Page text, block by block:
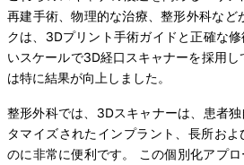
再建手術、物理的な治療、整形外科など
クは、3Dプリント手術ガイドと正確な
いスケールで3D経口スキャナーを採用
は特に結果が向上しました。
整形外科では、3Dスキャナーは、患者
タマイズされたインプラント、長所お
のに非常に便利です。 この個別化アプ